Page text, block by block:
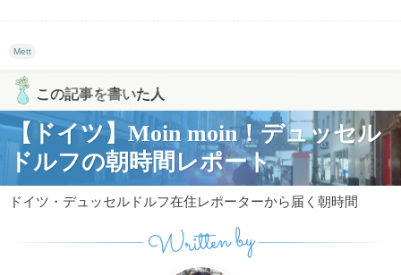
Mett
この記事を書いた人
【ドイツ】Moin moin！デュッセル
ドルフの朝時間レポート
ドイツ・デュッセルドルフ在住レポーターから届く朝時間
Written by